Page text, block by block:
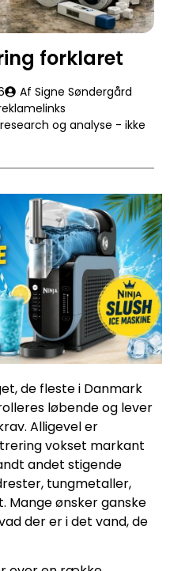
forklaret
Af Signe Søndergård
og analyse - ikke
de fleste i Danmark
løbende og lever
Alligevel er
vokset markant
andet stigende
tungmetaller,
Mange ønsker ganske
der er i det vand, de